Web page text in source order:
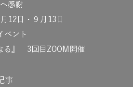
感謝
12日・９月13日
ベント
る』 3回目ZOOM開催
事